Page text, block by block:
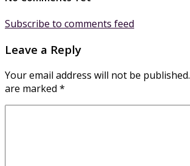
Subscribe to comments feed
Leave a Reply
Your email address will not be published.
are marked *